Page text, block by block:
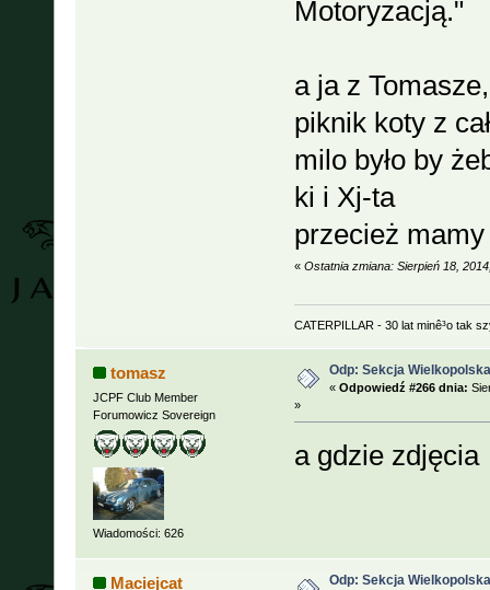
Motoryzacją."
a ja z
piknik koty z
milo było by
ki i Xj-ta
przecież
« Ostatnia zmiana: Sierpień 18,
CATERPILLAR - 30 lat minê³o tak
tomasz
JCPF Club Member
Forumowicz Sovereign
Wiadomości: 626
Odp: Sekcja
« Odpowiedź #266 dnia:
»
a gdzie
Maciejcat Odp: Sekcja